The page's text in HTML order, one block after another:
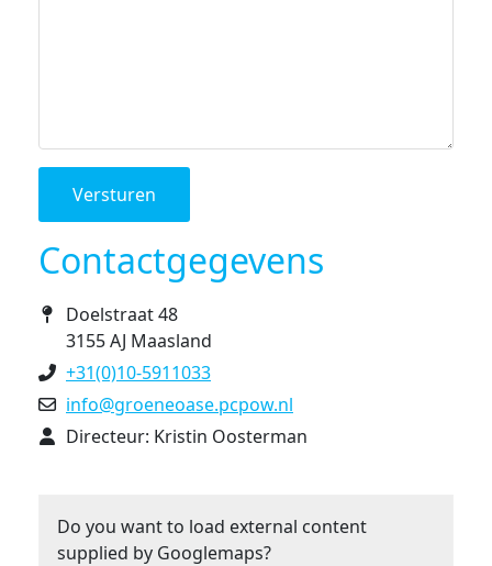
Versturen
Contactgegevens
Doelstraat 48
3155 AJ Maasland
+31(0)10-5911033
info@groeneoase.pcpow.nl
Directeur: Kristin Oosterman
Do you want to load external content
supplied by Googlemaps?